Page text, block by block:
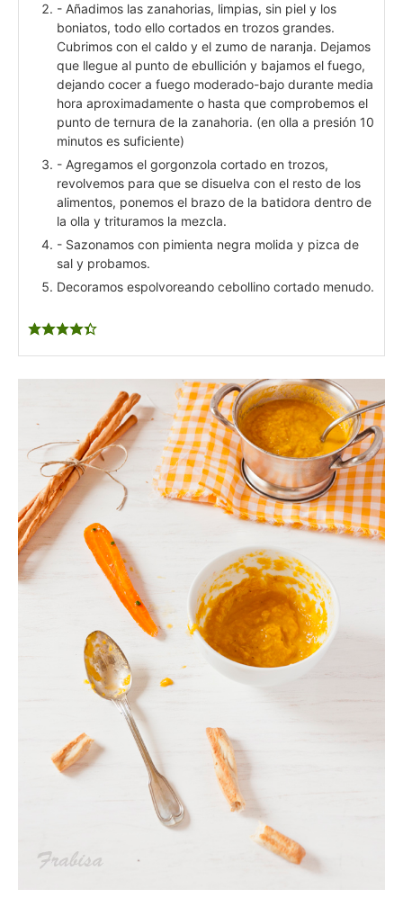
- Añadimos las zanahorias, limpias, sin piel y los
boniatos, todo ello cortados en trozos grandes.
Cubrimos con el caldo y el zumo de naranja. Dejamos
que llegue al punto de ebullición y bajamos el fuego,
dejando cocer a fuego moderado-bajo durante media
hora aproximadamente o hasta que comprobemos el
punto de ternura de la zanahoria. (en olla a presión 10
minutos es suficiente)
- Agregamos el gorgonzola cortado en trozos,
revolvemos para que se disuelva con el resto de los
alimentos, ponemos el brazo de la batidora dentro de
la olla y trituramos la mezcla.
- Sazonamos con pimienta negra molida y pizca de
sal y probamos.
Decoramos espolvoreando cebollino cortado menudo.